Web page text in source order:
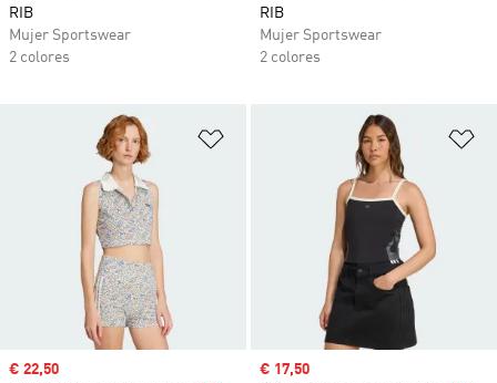
RIB
Mujer Sportswear
2 colores
RIB
Mujer Sportswear
2 colores
Añadir a la lista de deseos
Precio de venta
€ 22,50 Precio de venta
€ 17,50